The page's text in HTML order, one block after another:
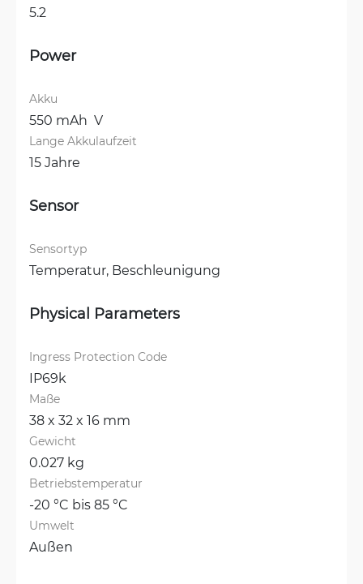
5.2
Power
Akku
550 mAh  V
Lange Akkulaufzeit
15 Jahre
Sensor
Sensortyp
Temperatur, Beschleunigung
Physical Parameters
Ingress Protection Code
IP69k
Maße
38 x 32 x 16 mm
Gewicht
0.027 kg
Betriebstemperatur
-20 °C bis 85 °C
Umwelt
Außen